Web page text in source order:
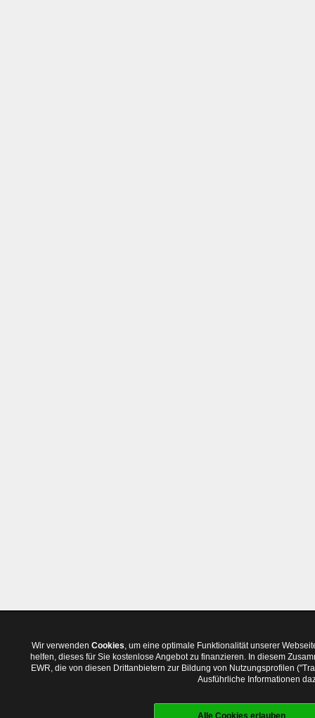
Wir verwenden Cookies, um eine optimale Funktionalität unserer
helfen, dieses für Sie kostenlose Angebot zu finanzieren. In diesem
EWR, die von diesen Drittanbietern zur Bildung von Nutzungsprofilen
Ausführliche Informationen
Alle Cookies erlauben